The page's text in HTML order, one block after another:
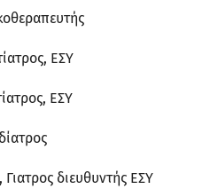
ΕΣΥ
ΕΣΥ
διευθυντής ΕΣΥ